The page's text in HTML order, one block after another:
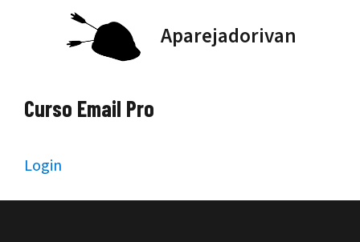
Aparejadorivan
Curso Email Pro
Login